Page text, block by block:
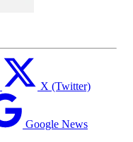
X (Twitter)
Google News